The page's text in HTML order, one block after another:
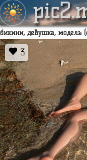
бикини, девушка, модель
3